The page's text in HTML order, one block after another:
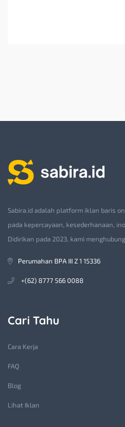
Sabira.id adalah platform iklan baris
pada kepercayaan, kesederhanaan,
Didirikan pada 2023, kami
Perumahan BPA III Z 1 15336
+(62) 8777 566 0088
Cari Tahu
Cara Kerja
FAQ
Blog
Lihat Iklan